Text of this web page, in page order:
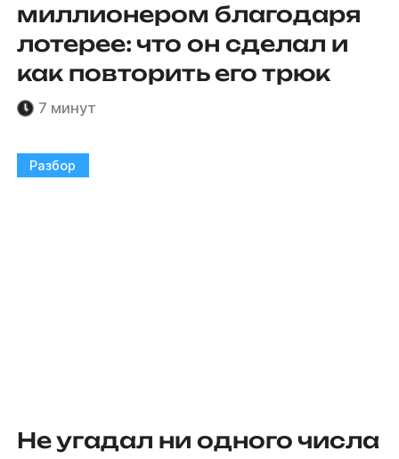
миллионером благодаря
лотерее: что он сделал и
как повторить его трюк
7 минут
Разбор
Не угадал ни одного числа